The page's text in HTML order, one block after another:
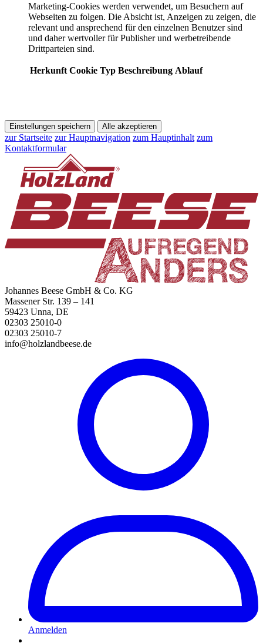
Marketing-Cookies werden verwendet, um Besuchern auf
Webseiten zu folgen. Die Absicht ist, Anzeigen zu zeigen, die
relevant und ansprechend für den einzelnen Benutzer sind
und daher wertvoller für Publisher und werbetreibende
Drittparteien sind.
Herkunft Cookie Typ Beschreibung Ablauf
Einstellungen speichern Alle akzeptieren
zur Startseite zur Hauptnavigation zum Hauptinhalt zum
Kontaktformular
Johannes Beese GmbH & Co. KG
Massener Str. 139 – 141
59423 Unna, DE
02303 25010-0
02303 25010-7
info@holzlandbeese.de
Anmelden